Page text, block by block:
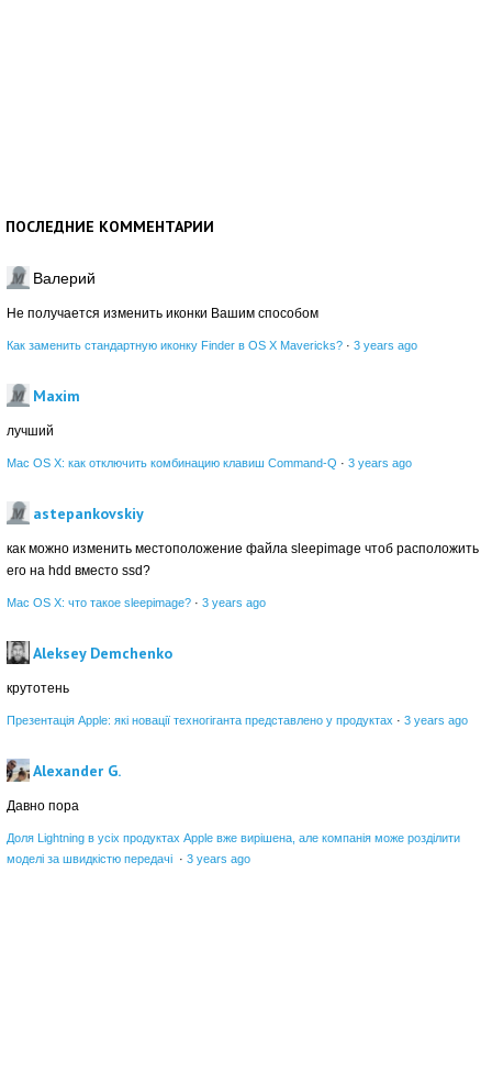
ПОСЛЕДНИЕ КОММЕНТАРИИ
Валерий
Не получается изменить иконки Вашим способом
Как заменить стандартную иконку Finder в OS X Mavericks? · 3 years ago
Maxim
лучший
Mac OS X: как отключить комбинацию клавиш Command-Q · 3 years ago
astepankovskiy
как можно изменить местоположение файла sleepimage чтоб расположить
его на hdd вместо ssd?
Mac OS X: что такое sleepimage? · 3 years ago
Aleksey Demchenko
крутотень
Презентація Apple: які новації техногіганта представлено у продуктах · 3 years ago
Alexander G.
Давно пора
Доля Lightning в усіх продуктах Apple вже вирішена, але компанія може розділити
моделі за швидкістю передачі · 3 years ago